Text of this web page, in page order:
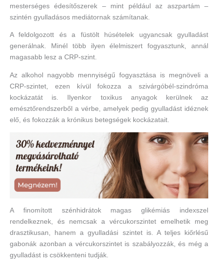
mesterséges édesítőszerek – mint például az aszpartám –
szintén gyulladásos mediátornak számítanak.
A feldolgozott és a füstölt húsételek ugyancsak gyulladást
generálnak. Minél több ilyen élelmiszert fogyasztunk, annál
magasabb lesz a CRP-szint.
Az alkohol nagyobb mennyiségű fogyasztása is megnöveli a
CRP-szintet, ezen kívül fokozza a szivárgóbél-szindróma
kockázatát is. Ilyenkor toxikus anyagok kerülnek az
emésztőrendszerből a vérbe, amelyek pedig gyulladást idéznek
elő, és fokozzák a krónikus betegségek kockázatait.
A finomított szénhidrátok magas glikémiás indexszel
rendelkeznek, és nemcsak a vércukorszintet emelhetik meg
drasztikusan, hanem a gyulladási szintet is. A teljes kiőrlésű
gabonák azonban a vércukorszintet is szabályozzák, és még a
gyulladást is csökkenteni tudják.